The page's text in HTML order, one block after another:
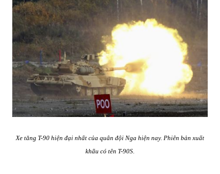
Xe tăng T-90 hiện đại nhất của quân đội Nga hiện nay. Phiên bản xuất
khẩu có tên T-90S.